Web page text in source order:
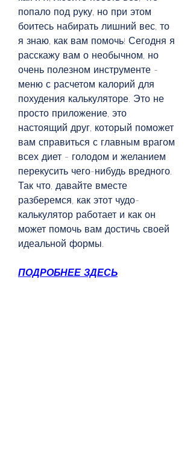
попало под руку, но при этом
боитесь набирать лишний вес, то
я знаю, как вам помочь! Сегодня я
расскажу вам о необычном, но
очень полезном инструменте -
меню с расчетом калорий для
похудения калькуляторе. Это не
просто приложение, это
настоящий друг, который поможет
вам справиться с главным врагом
всех диет - голодом и желанием
перекусить чего-нибудь вредного.
Так что, давайте вместе
разберемся, как этот чудо-
калькулятор работает и как он
может помочь вам достичь своей
идеальной формы.
ПОДРОБНЕЕ ЗДЕСЬ